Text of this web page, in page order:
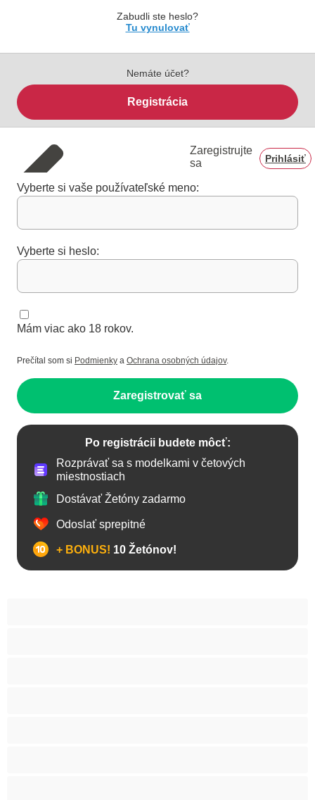
Zabudli ste heslo?
Tu vynulovať
Nemáte účet?
Registrácia
Zaregistrujte
sa
Prihlásiť
Vyberte si vaše používateľské meno:
Vyberte si heslo:
Mám viac ako 18 rokov.
Prečítal som si Podmienky a Ochrana osobných údajov.
Zaregistrovať sa
Po registrácii budete môcť:
Rozprávať sa s modelkami v četových
miestnostiach
Dostávať Žetóny zadarmo
Odoslať sprepitné
+ BONUS! 10 Žetónov!